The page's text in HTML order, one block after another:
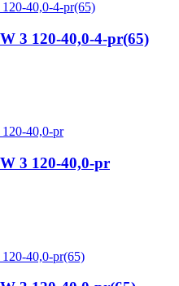
3 120-40,0-4-pr(65)
3 120-40,0-pr